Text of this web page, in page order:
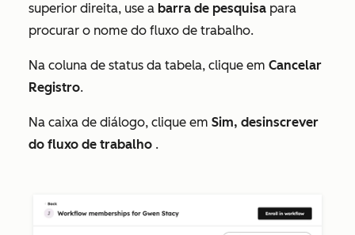
superior direita, use a barra de pesquisa para
procurar o nome do fluxo de trabalho.
Na coluna de status da tabela, clique em Cancelar
Registro.
Na caixa de diálogo, clique em Sim, desinscrever
do fluxo de trabalho .